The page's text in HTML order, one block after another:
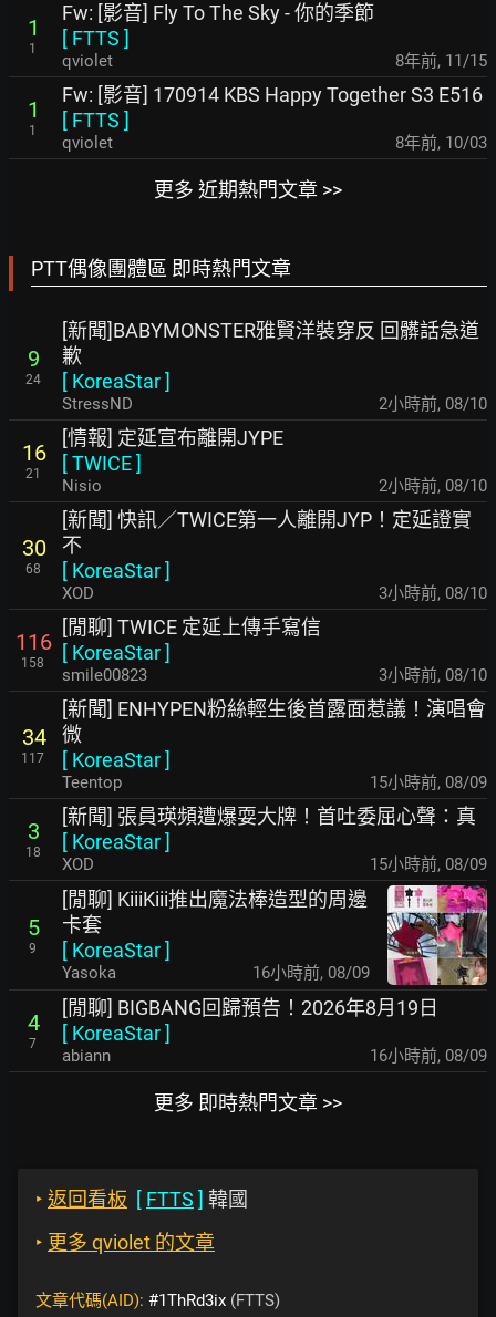
1
1
Fw: [影音] Fly To The Sky - 你的季節
[ FTTS ]
qviolet 8年前, 11/15
1
1
Fw: [影音] 170914 KBS Happy Together S3 E516
[ FTTS ]
qviolet 8年前, 10/03
更多 近期熱門文章 >>
PTT偶像團體區 即時熱門文章
9
24
[新聞]BABYMONSTER雅賢洋裝穿反 回髒話急道
歉
[ KoreaStar]
StressND 2小時前, 08/10
16
21
[情報] 定延宣布離開JYPE
[TWICE]
Nisio 2小時前, 08/10
30
68
[新聞] 快訊／TWICE第一人離開JYP！定延證實
不
[ KoreaStar]
XOD 3小時前, 08/10
116
158
[閒聊] TWICE 定延上傳手寫信
[ KoreaStar]
smile00823 3小時前, 08/10
34
117
[新聞] ENHYPEN粉絲輕生後首露面惹議！演唱會
微
[ KoreaStar]
Teentop 15小時前, 08/09
3
18
[新聞] 張員瑛頻遭爆耍大牌！首吐委屈心聲：真
[ KoreaStar]
XOD 15小時前, 08/09
5
9
[閒聊] KiiiKiii推出魔法棒造型的周邊
卡套
[ KoreaStar]
Yasoka 16小時前, 08/09
4
7
[閒聊] BIGBANG回歸預告！2026年8月19日
[ KoreaStar]
abiann 16小時前, 08/09
更多 即時熱門文章 >>
‣ 返回看板 [ FTTS ] 韓國
‣ 更多 qviolet 的文章
文章代碼(AID): #1ThRd3ix (FTTS)